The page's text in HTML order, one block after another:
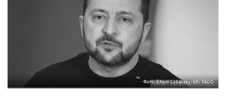
Фото: Efrem Lukatsky/AP/ТАСС